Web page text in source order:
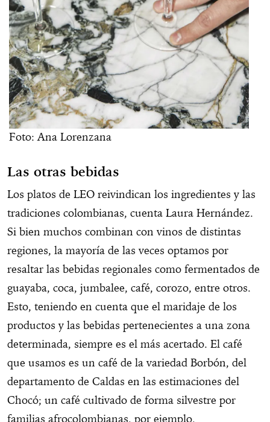
Foto: Ana Lorenzana
Las otras bebidas
Los platos de LEO reivindican los ingredientes y las
tradiciones colombianas, cuenta Laura Hernández.
Si bien muchos combinan con vinos de distintas
regiones, la mayoría de las veces optamos por
resaltar las bebidas regionales como fermentados de
guayaba, coca, jumbalee, café, corozo, entre otros.
Esto, teniendo en cuenta que el maridaje de los
productos y las bebidas pertenecientes a una zona
determinada, siempre es el más acertado. El café
que usamos es un café de la variedad Borbón, del
departamento de Caldas en las estimaciones del
Chocó; un café cultivado de forma silvestre por
familias afrocolombianas, por ejemplo,